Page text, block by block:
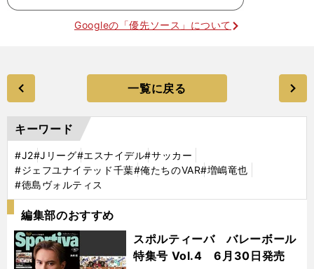
Googleの「優先ソース」について
一覧に戻る
キーワード
#J2#Jリーグ#エスナイデル#サッカー
#ジェフユナイテッド千葉#俺たちのVAR#増嶋竜也
#徳島ヴォルティス
編集部のおすすめ
スポルティーバ バレーボール
特集号 Vol.4 6月30日発売